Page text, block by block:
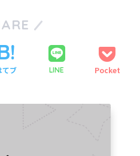
てブ LINE Pocket